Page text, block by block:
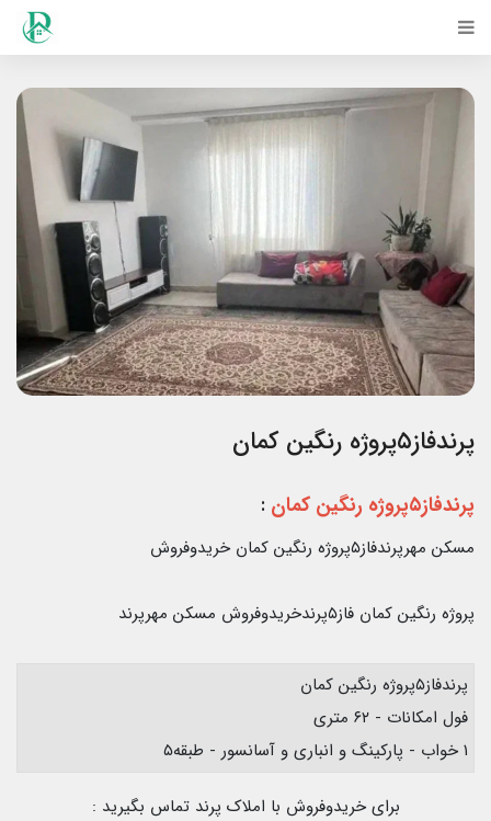
پرندفاز۵پروژه رنگین کمان
پرندفاز۵پروژه رنگین کمان :
مسکن مهرپرندفاز۵پروژه رنگین کمان خریدوفروش
پروژه رنگین کمان فاز۵پرندخریدوفروش مسکن مهرپرند
پرندفاز۵پروژه رنگین کمان
فول امکانات - ۶۲ متری
۱ خواب - پارکینگ و انباری و آسانسور - طبقه۵
برای خریدوفروش با املاک پرند تماس بگیرید :